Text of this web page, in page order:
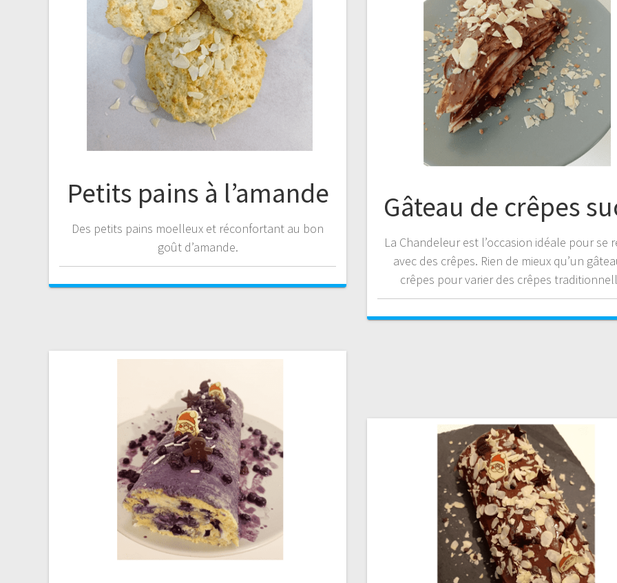
Petits pains à l’amande
Des petits pains moelleux et réconfortant au bon
goût d’amande.
Gâteau de crêpes
La Chandeleur est l’occasion idéale pour se
avec des crêpes. Rien de mieux qu’un
crêpes pour varier des crêpes